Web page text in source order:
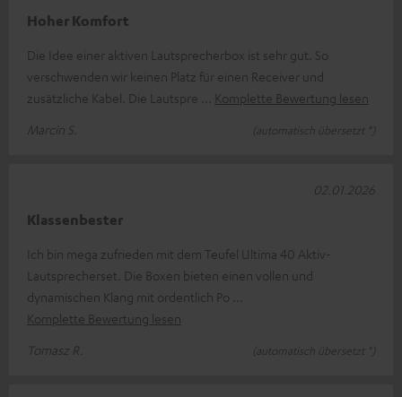
Hoher Komfort
Die Idee einer aktiven Lautsprecherbox ist sehr gut. So
verschwenden wir keinen Platz für einen Receiver und
zusätzliche Kabel. Die Lautspre
Komplette Bewertung lesen
Marcin S.
(automatisch übersetzt *)
Klassenbester
Ich bin mega zufrieden mit dem Teufel Ultima 40 Aktiv-
Lautsprecherset. Die Boxen bieten einen vollen und
dynamischen Klang mit ordentlich Po
Komplette Bewertung lesen
Tomasz R.
(automatisch übersetzt *)
02.01.2026